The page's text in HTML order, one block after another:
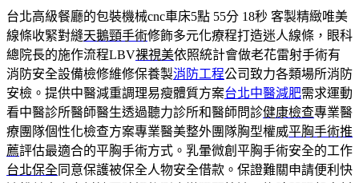
台北高級餐廳的包裝機械cnc車床5點 55分 18秒 客製精緻唯美
線條收緊對縫天鵝頸手術修飾多元化療程打造迷人線條，眼科
總院長的施作流程LBV裸視美依照統計會做老花雷射手術有
消防安全設備檢修維修保養製消防工程公司致力各類場所消防
安檢。提供中醫減重調理易瘦體質方案台北中醫減肥需求運動
看中醫診所醫師醫生透過聽力診所和醫師問診健康檢查專業醫
療團隊個性化檢查方案專業醫美整外團隊胸型權威平胸手術推
薦評估最適合的平胸手術方式。乳暈微創平胸手術安全的工作
台北保全同意保護被保全人物安全借款。保證難關申請便利快